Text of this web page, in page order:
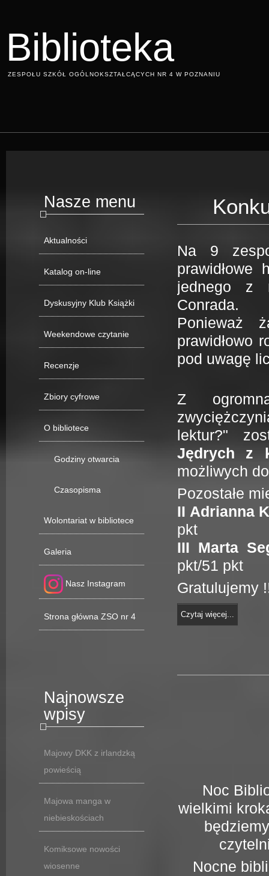
Biblioteka
ZESPOŁU SZKÓŁ OGÓLNOKSZTAŁCĄCYCH NR 4 W POZNANIU
Nasze menu
Aktualności
Katalog on-line
Dyskusyjny Klub Książki
Weekendowe czytanie
Recenzje
Zbiory cyfrowe
O bibliotece
Godziny otwarcia
Czasopisma
Wolontariat w bibliotece
Galeria
Nasz Instagram
Strona główna ZSO nr 4
Najnowsze
wpisy
Majowy DKK z irlandzką
powieścią
Majowa manga w
niebieskościach
Komiksowe nowości
wiosenne
Na 9
prawidłowe
jednego z
Conrada.
Ponieważ
prawidłowo
pod uwagę
Z
lektur?"
Jędrych z
możliwych
Pozostałe
II Adrianna
pkt
III Marta
pkt/51 pkt
Gratulujemy
Czytaj więcej...
Noc
wielkimi
Nocne